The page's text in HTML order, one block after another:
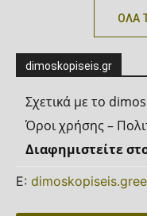
ΟΛΑ
dimoskopiseis.gr
Σχετικά με το
Όροι χρήσης –
Διαφημιστείτε
Ε: